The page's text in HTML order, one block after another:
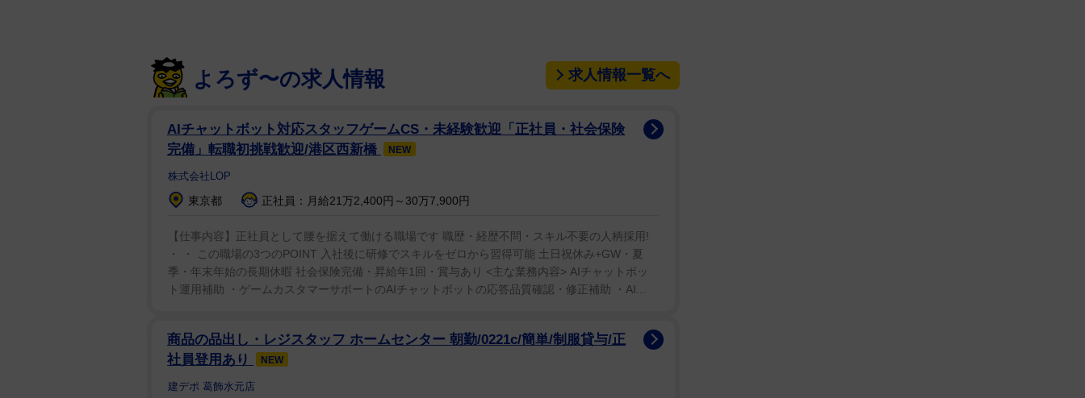
よろず〜の求人情報 求人情報一覧へ
AIチャットボット対応スタッフゲームCS・未経験歓迎「正社員・社会保険
完備」転職初挑戦歓迎/港区西新橋
NEW
株式会社LOP
東京都 正社員：月給21万2,400円～30万7,900円
【仕事内容】正社員として腰を据えて働ける職場です 職歴・経歴不問・スキル不要の人柄採用!
・ ・ この職場の3つのPOINT 入社後に研修でスキルをゼロから習得可能 土日祝休み+GW・夏
季・年末年始の長期休暇 社会保険完備・昇給年1回・賞与あり <主な業務内容> AIチャットボッ
ト運用補助 ・ゲームカスタマーサポートのAIチャットボットの応答品質確認・修正補助 ・AI...
商品の品出し・レジスタッフ ホームセンター 朝勤/0221c/簡単/制服貸与/正
社員登用あり
NEW
建デポ 葛飾水元店